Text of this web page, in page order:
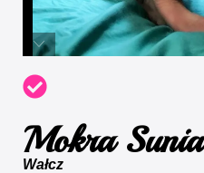
Mokra Sunia
Wałcz